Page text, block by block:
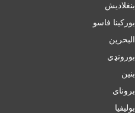
بنغلاديش
بورکینا فاسو
البحرين
بورونډي
بنين
برونای
بوليفيا